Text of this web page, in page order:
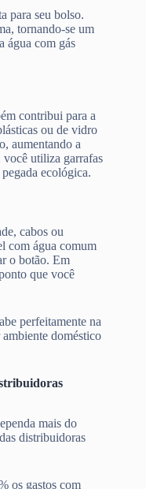
para seu bolso.
tornando-se um
água com gás
contribui para a
ou de vidro
aumentando a
utiliza garrafas
ecológica.
cabos ou
com água comum
o botão. Em
que você
perfeitamente na
doméstico
mais do
distribuidoras
os gastos com